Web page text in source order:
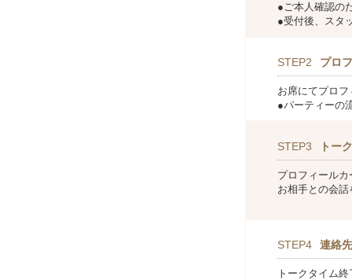
●ご本人確認の
●受付後、スタ
STEP2 プロ
お席にてプロ
●パーティーの
STEP3 トー
プロフィール
お相手との会
STEP4 連絡
トークタイム